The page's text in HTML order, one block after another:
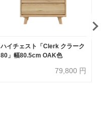
ハイチェスト「Clerk クラーク
80」幅80.5cm OAK色
79,800 円